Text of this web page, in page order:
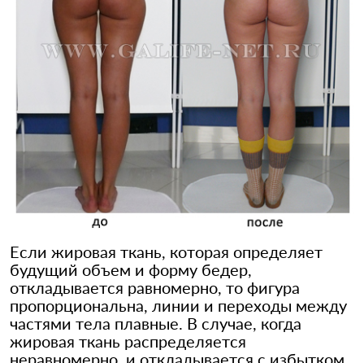
Если жировая ткань, которая определяет
будущий объем и форму бедер,
откладывается равномерно, то фигура
пропорциональна, линии и переходы между
частями тела плавные. В случае, когда
жировая ткань распределяется
неравномерно, и откладывается с избытком,